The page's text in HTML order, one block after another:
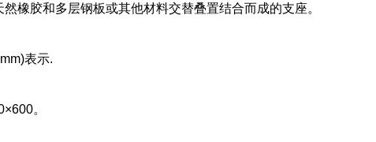
橡胶和多层钢板或其他材料交替叠置结合而成的支座。
表示.
。